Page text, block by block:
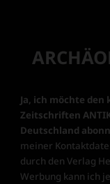
Ja, ich möchte
Zeitschriften
Deutschland
meiner
durch den Verlag
Werbung kann ich